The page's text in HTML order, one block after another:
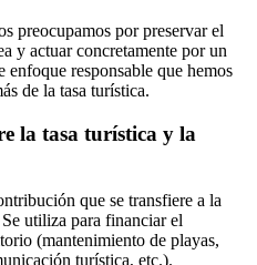
preocupamos por preservar el
y actuar concretamente por un
enfoque responsable que hemos
de la tasa turística.
la tasa turística y la
que se transfiere a la
utiliza para financiar el
(mantenimiento de playas,
turística, etc.).